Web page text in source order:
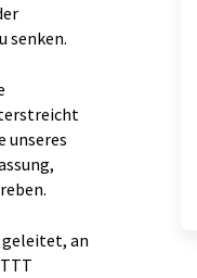
senken.
unseres
geleitet, an